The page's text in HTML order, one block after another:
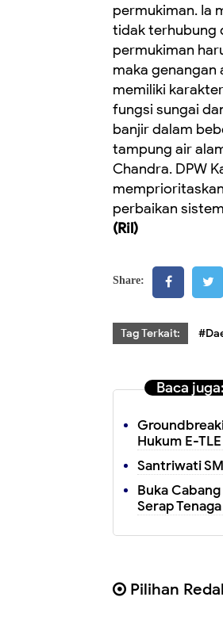
permukiman. Ia
tidak terhubung
permukiman
maka genangan
memiliki
fungsi sungai
banjir dalam
tampung air
Chandra. DPW
perbaikan
(Ril)
Share:
Tag Terkait:
Baca juga:
Hukum E-TLE
Santriwati
Buka
Serap
Pilihan